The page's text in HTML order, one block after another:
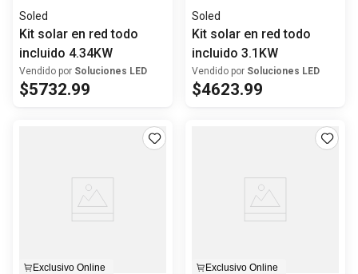
Soled
Kit solar en red todo
incluido 4.34KW
Vendido por Soluciones LED
$5732.99
Soled
Kit solar en red todo
incluido 3.1KW
Vendido por Soluciones LED
$4623.99
Exclusivo Online Exclusivo Online